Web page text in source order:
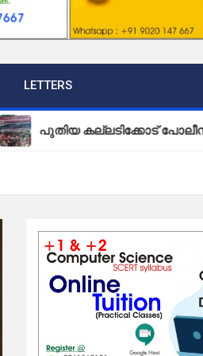
LETTERS
കല്ലടിക്കോട് പോലീസ്